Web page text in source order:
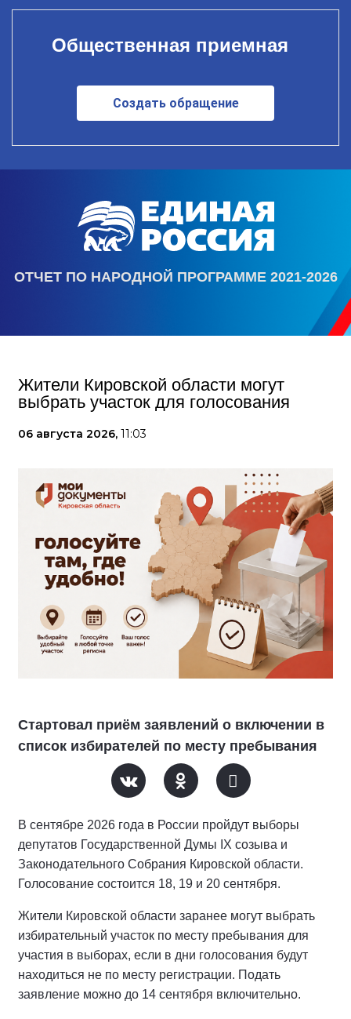
Общественная приемная
Создать обращение
ОТЧЕТ ПО НАРОДНОЙ ПРОГРАММЕ 2021-2026
Жители Кировской области могут
выбрать участок для голосования
06 августа 2026, 11:03
Стартовал приём заявлений о включении в
список избирателей по месту пребывания
В сентябре 2026 года в России пройдут выборы
депутатов Государственной Думы IX созыва и
Законодательного Собрания Кировской области.
Голосование состоится 18, 19 и 20 сентября.
Жители Кировской области заранее могут выбрать
избирательный участок по месту пребывания для
участия в выборах, если в дни голосования будут
находиться не по месту регистрации. Подать
заявление можно до 14 сентября включительно.